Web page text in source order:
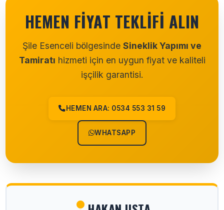
HEMEN FIYAT TEKLIFI ALIN
Şile Esenceli bölgesinde Sineklik Yapımı ve
Tamiratı hizmeti için en uygun fiyat ve kaliteli
işçilik garantisi.
HEMEN ARA: 0534 553 31 59
WHATSAPP